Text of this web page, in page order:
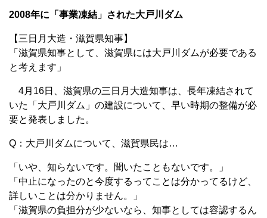
2008年に「事業凍結」された大戸川ダム
【三日月大造・滋賀県知事】
「滋賀県知事として、滋賀県には大戸川ダムが必要である
と考えます」
4月16日、滋賀県の三日月大造知事は、長年凍結されて
いた「大戸川ダム」の建設について、早い時期の整備が必
要と発表しました。
Q：大戸川ダムについて、滋賀県民は…
「いや、知らないです。聞いたこともないです。」
「中止になったのと今度するってことは分かってるけど、
詳しいことは分かりません。」
「滋賀県の負担分が少ないなら、知事としては容認するん